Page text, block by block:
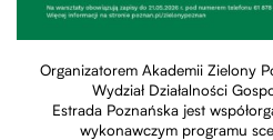
Organizatorem Akademii Zielony
Wydział Działalności
Estrada Poznańska jest
wykonawczym programu